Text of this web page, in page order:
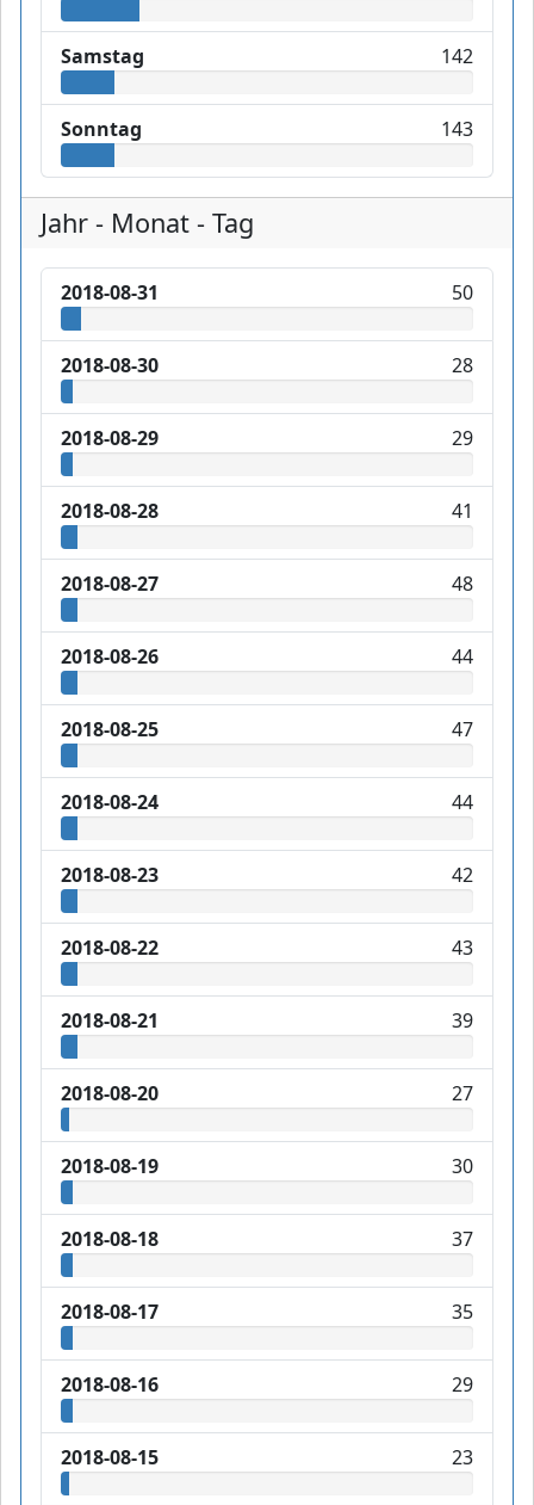
Samstag 142
Sonntag 143
Jahr - Monat - Tag
2018-08-31 50
2018-08-30 28
2018-08-29 29
2018-08-28 41
2018-08-27 48
2018-08-26 44
2018-08-25 47
2018-08-24 44
2018-08-23 42
2018-08-22 43
2018-08-21 39
2018-08-20 27
2018-08-19 30
2018-08-18 37
2018-08-17 35
2018-08-16 29
2018-08-15 23